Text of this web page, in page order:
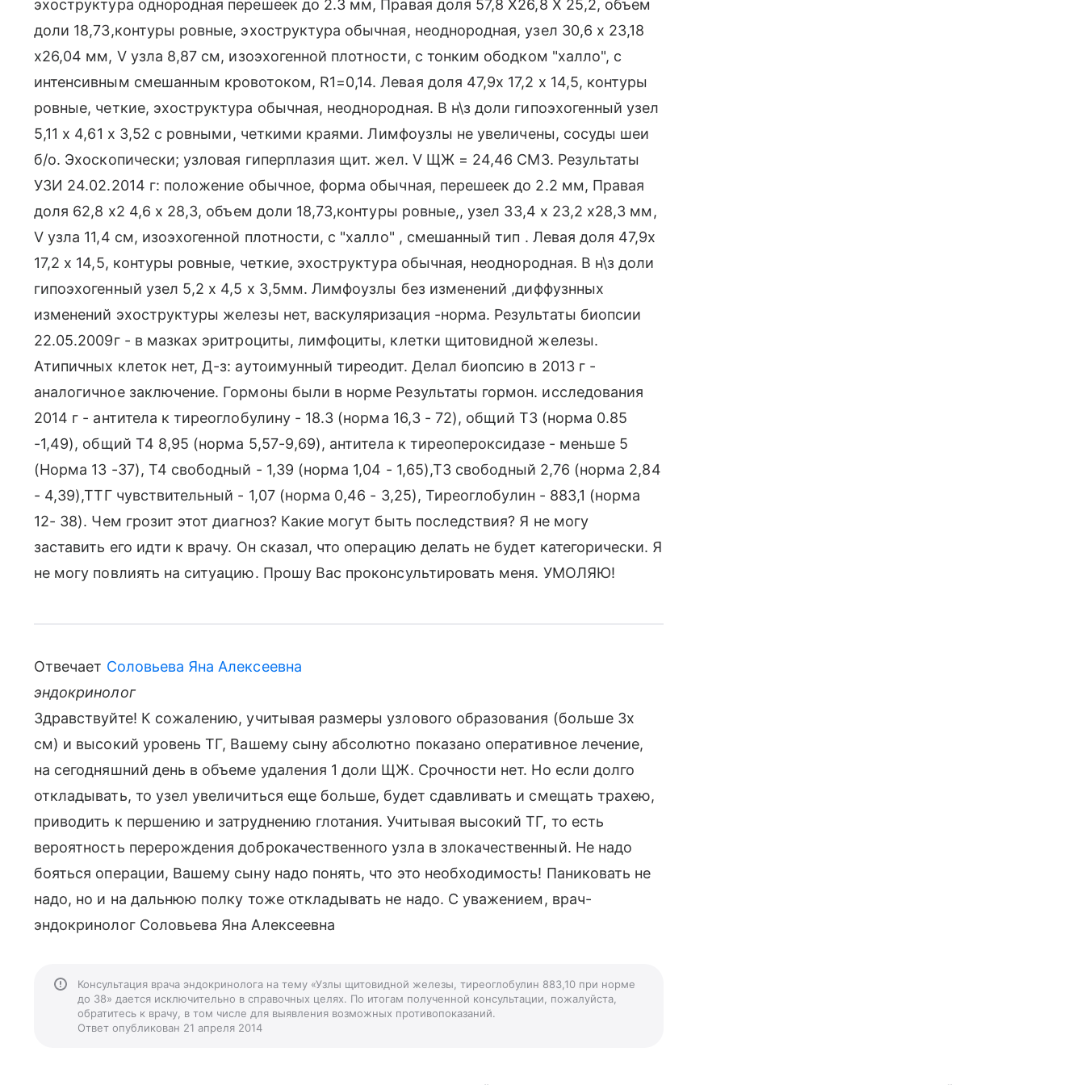
эхоструктура однородная перешеек до 2.3 мм, Правая доля 57,8 Х26,8 Х 25,2, объем
доли 18,73,контуры ровные, эхоструктура обычная, неоднородная, узел 30,6 х 23,18
х26,04 мм, V узла 8,87 см, изоэхогенной плотности, с тонким ободком "халло", с
интенсивным смешанным кровотоком, R1=0,14. Левая доля 47,9х 17,2 х 14,5, контуры
ровные, четкие, эхоструктура обычная, неоднородная. В н\з доли гипоэхогенный узел
5,11 х 4,61 х 3,52 с ровными, четкими краями. Лимфоузлы не увеличены, сосуды шеи
б/о. Эхоскопически; узловая гиперплазия щит. жел. V ЩЖ = 24,46 СМ3. Результаты
УЗИ 24.02.2014 г: положение обычное, форма обычная, перешеек до 2.2 мм, Правая
доля 62,8 х2 4,6 х 28,3, объем доли 18,73,контуры ровные,, узел 33,4 х 23,2 х28,3 мм,
V узла 11,4 см, изоэхогенной плотности, с "халло" , смешанный тип . Левая доля 47,9х
17,2 х 14,5, контуры ровные, четкие, эхоструктура обычная, неоднородная. В н\з доли
гипоэхогенный узел 5,2 х 4,5 х 3,5мм. Лимфоузлы без изменений ,диффузнных
изменений эхоструктуры железы нет, васкуляризация -норма. Результаты биопсии
22.05.2009г - в мазках эритроциты, лимфоциты, клетки щитовидной железы.
Атипичных клеток нет, Д-з: аутоимунный тиреодит. Делал биопсию в 2013 г -
аналогичное заключение. Гормоны были в норме Результаты гормон. исследования
2014 г - антитела к тиреоглобулину - 18.3 (норма 16,3 - 72), общий Т3 (норма 0.85
-1,49), общий Т4 8,95 (норма 5,57-9,69), антитела к тиреопероксидазе - меньше 5
(Норма 13 -37), Т4 свободный - 1,39 (норма 1,04 - 1,65),Т3 свободный 2,76 (норма 2,84
- 4,39),ТТГ чувствительный - 1,07 (норма 0,46 - 3,25), Тиреоглобулин - 883,1 (норма
12- 38). Чем грозит этот диагноз? Какие могут быть последствия? Я не могу
заставить его идти к врачу. Он сказал, что операцию делать не будет категорически. Я
не могу повлиять на ситуацию. Прошу Вас проконсультировать меня. УМОЛЯЮ!
Отвечает Соловьева Яна Алексеевна
эндокринолог
Здравствуйте! К сожалению, учитывая размеры узлового образования (больше 3х
см) и высокий уровень ТГ, Вашему сыну абсолютно показано оперативное лечение,
на сегодняшний день в объеме удаления 1 доли ЩЖ. Срочности нет. Но если долго
откладывать, то узел увеличиться еще больше, будет сдавливать и смещать трахею,
приводить к першению и затруднению глотания. Учитывая высокий ТГ, то есть
вероятность перерождения доброкачественного узла в злокачественный. Не надо
бояться операции, Вашему сыну надо понять, что это необходимость! Паниковать не
надо, но и на дальнюю полку тоже откладывать не надо. С уважением, врач-
эндокринолог Соловьева Яна Алексеевна
Консультация врача эндокринолога на тему «Узлы щитовидной железы, тиреоглобулин 883,10 при норме
до 38» дается исключительно в справочных целях. По итогам полученной консультации, пожалуйста,
обратитесь к врачу, в том числе для выявления возможных противопоказаний.
Ответ опубликован 21 апреля 2014